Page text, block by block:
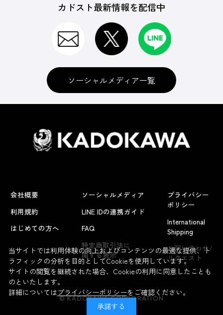
よくあるお問い合わせ
カドスト最新情報を配信中
ソーシャルメディア一覧
会社概要
利用規約
はじめての方へ
ソーシャルメディア
LINE IDの連携ガイド
FAQ
特定商取引法に
関する表示
プライバシー
ポリシー
International
Shipping
お問い合わせ/
リクエスト
© KADOKAWA CORPORATION
当サイトでは利用体験の向上およびコンテンツの最適な提供、ト
ラフィックの分析を目的としてCookieを使用しています。
サイトの閲覧を継続された場合、Cookieの利用に同意したことも
のといたします。
詳細についてはプライバシーポリシーをご確認ください。
承諾する